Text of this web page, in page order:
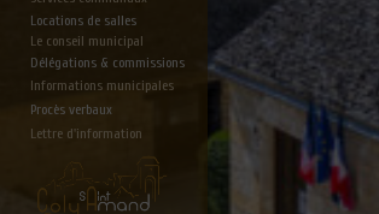
Locations de salles
Le conseil municipal
Délégations & commissions
Informations municipales
Lettre d'information
Procès verbaux